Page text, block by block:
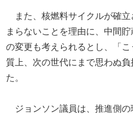
また、核燃料サイクルが確立
まらないことを理由に、中間
の変更も考えられるとし、「
質上、次の世代にまで思わぬ
た。
ジョンソン議員は、推進側の